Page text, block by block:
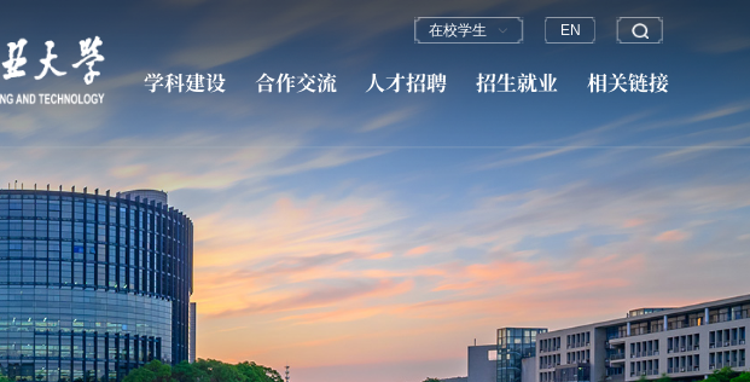
在校学生 EN
学科建设 合作交流 人才招聘 招生就业 相关链接